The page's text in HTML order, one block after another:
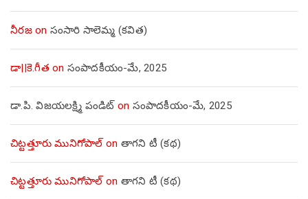
నీరజon సంసారి సాలెమ్మ (కవిత)
డా||కె.గీత on సంపాదకీయం-మే, 2025
డా.పి. విజయలక్ష్మి పండిట్ on సంపాదకీయం-మే, 2025
చిట్టత్తూరు మునిగోపాల్on తాగని టీ (కథ)
చిట్టత్తూరు మునిగోపాల్on తాగని టీ (కథ)